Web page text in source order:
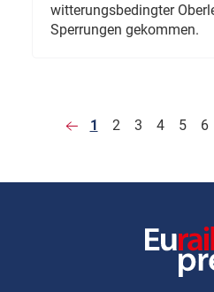
witterungsbedingter
Sperrungen gekommen.
1 2 3 4 5 6